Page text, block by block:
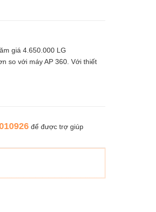
giá 4.650.000 LG
so với máy AP 360. Với thiết
để được trợ giúp